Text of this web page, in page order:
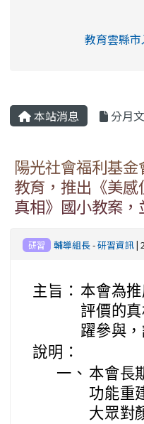
link to
教育雲縣
本站消息 分月
陽光社會福利基金
教育，推出《美
真相》國小教案
研習 輔導組長-研習資訊|
主旨： 本會為
評價的
躍參與，
說明：
一、 本會長
功能重
大眾對